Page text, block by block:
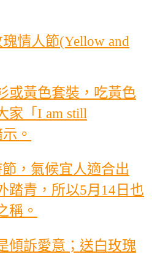
情人節(Yellow and
或黃色套裝，吃黃色
家「I am still
。
，氣候宜人適合出
踏青，所以5月14日也
稱。
傾訴愛意；送白玫瑰